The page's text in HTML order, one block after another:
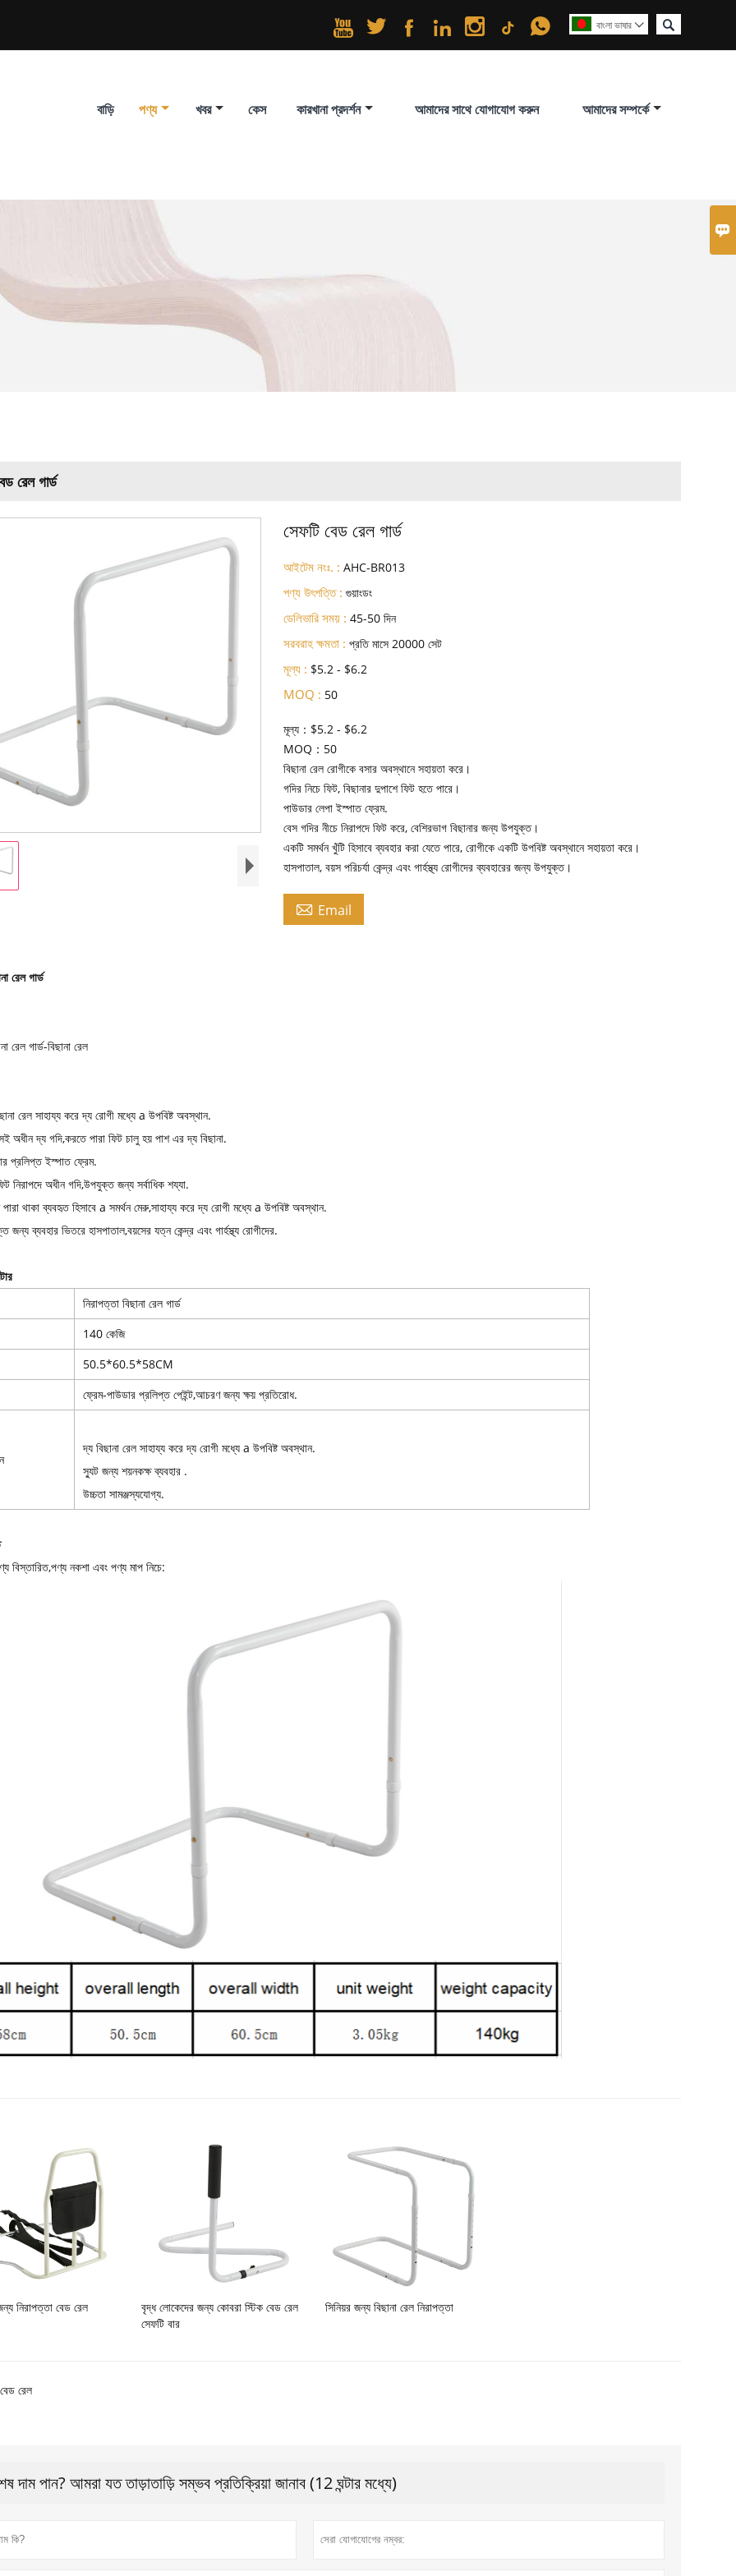


বাংলা ভাষার 
     
বাড়ি পণ্য খবর কেস কারখানা প্রদর্শন আমাদের সাথে যোগাযোগ করুন আমাদের সম্পর্কে
রেল গার্ড
সেফটি বেড রেল গার্ড
আইটেম নংঃ. : AHC-BR013
পণ্য উৎপত্তি : গুয়াংডং
ডেলিভারি সময় : 45-50 দিন
সরবরাহ ক্ষমতা : প্রতি মাসে 20000 সেট
মূল্য : $5.2 - $6.2
MOQ : 50
মূল্য：$5.2 - $6.2
MOQ：50
বিছানা রেল রোগীকে বসার অবস্থানে সহায়তা করে।
গদির নিচে ফিট, বিছানার দুপাশে ফিট হতে পারে।
পাউডার লেপা ইস্পাত ফ্রেম.
বেস গদির নীচে নিরাপদে ফিট করে, বেশিরভাগ বিছানার জন্য উপযুক্ত।
একটি সমর্থন খুঁটি হিসাবে ব্যবহার করা যেতে পারে, রোগীকে একটি উপবিষ্ট অবস্থানে সহায়তা করে।
হাসপাতাল, বয়স পরিচর্যা কেন্দ্র এবং গার্হস্থ্য রোগীদের ব্যবহারের জন্য উপযুক্ত।
 Email
রেল গার্ড
রেল গার্ড-বিছানা রেল
রেল সাহায্য করে দ্য রোগী মধ্যে a উপবিষ্ট অবস্থান.
অধীন দ্য গদি,করতে পারা ফিট চালু হয় পাশ এর দ্য বিছানা.
প্রলিপ্ত ইস্পাত ফ্রেম.
নিরাপদে অধীন গদি,উপযুক্ত জন্য সর্বাধিক শয্যা.
থাকা ব্যবহৃত হিসাবে a সমর্থন মেরু,সাহায্য করে দ্য রোগী মধ্যে a উপবিষ্ট অবস্থান.
জন্য ব্যবহার ভিতরে হাসপাতাল,বয়সের যত্ন কেন্দ্র এবং গার্হস্থ্য রোগীদের.
নিরাপত্তা বিছানা রেল গার্ড
140 কেজি
50.5*60.5*58CM
ফ্রেম-পাউডার প্রলিপ্ত পেইন্ট,আচরণ জন্য ক্ষয় প্রতিরোধ.
দ্য বিছানা রেল সাহায্য করে দ্য রোগী মধ্যে a উপবিষ্ট অবস্থান.
স্যুট জন্য শয়নকক্ষ ব্যবহার .
উচ্চতা সামঞ্জস্যযোগ্য.
বিস্তারিত,পণ্য নকশা এবং পণ্য মাপ নিচে:
নিরাপত্তা বেড রেল
বৃদ্ধ লোকেদের জন্য কোবরা স্টিক বেড রেল
সেফটি বার
সিনিয়র জন্য বিছানা রেল নিরাপত্তা
বেড রেল
দাম পান? আমরা যত তাড়াতাড়ি সম্ভব প্রতিক্রিয়া জানাব (12 ঘন্টার মধ্যে)